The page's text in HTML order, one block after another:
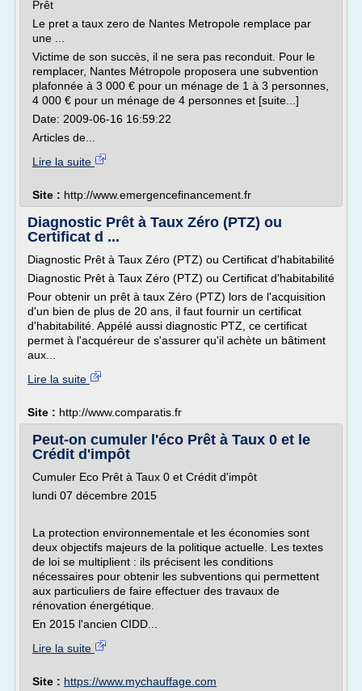
Prêt
Le pret a taux zero de Nantes Metropole remplace par
une ...
Victime de son succès, il ne sera pas reconduit. Pour le
remplacer, Nantes Métropole proposera une subvention
plafonnée à 3 000 € pour un ménage de 1 à 3 personnes,
4 000 € pour un ménage de 4 personnes et [suite...]
Date: 2009-06-16 16:59:22
Articles de...
Lire la suite
Site : http://www.emergencefinancement.fr
Diagnostic Prêt à Taux Zéro (PTZ) ou
Certificat d ...
Diagnostic Prêt à Taux Zéro (PTZ) ou Certificat d'habitabilité
Diagnostic Prêt à Taux Zéro (PTZ) ou Certificat d'habitabilité
Pour obtenir un prêt à taux Zéro (PTZ) lors de l'acquisition
d'un bien de plus de 20 ans, il faut fournir un certificat
d'habitabilité. Appélé aussi diagnostic PTZ, ce certificat
permet à l'acquéreur de s'assurer qu'il achète un bâtiment
aux...
Lire la suite
Site : http://www.comparatis.fr
Peut-on cumuler l'éco Prêt à Taux 0 et le
Crédit d'impôt
Cumuler Eco Prêt à Taux 0 et Crédit d'impôt
lundi 07 décembre 2015
La protection environnementale et les économies sont
deux objectifs majeurs de la politique actuelle. Les textes
de loi se multiplient : ils précisent les conditions
nécessaires pour obtenir les subventions qui permettent
aux particuliers de faire effectuer des travaux de
rénovation énergétique.
En 2015 l'ancien CIDD...
Lire la suite
Site : https://www.mychauffage.com